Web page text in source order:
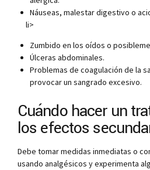
Náuseas, malestar digestivo o
li>
Zumbido en los oídos o
Úlceras abdominales.
Problemas de coagulación de la
provocar un sangrado excesivo.
Cuándo hacer un
los efectos
Debe tomar medidas inmediatas o
usando analgésicos y experimenta